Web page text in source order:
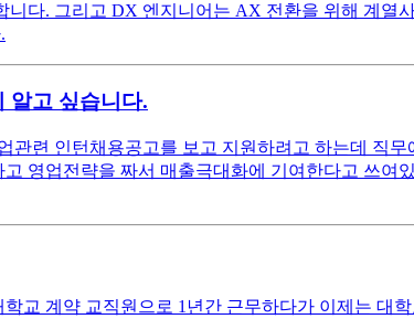
니다. 그리고 DX 엔지니어는 AX 전환을 위해 계
알고 싶습니다.
관련 인턴채용공고를 보고 지원하려고 하는데 직
영업전략을 짜서 매출극대화에 기여한다고 쓰
교 계약 교직원으로 1년간 근무하다가 이제는 대